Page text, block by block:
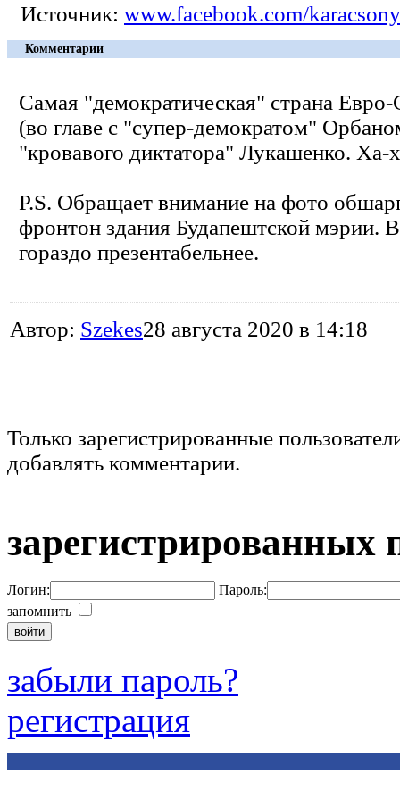
Источник: www.facebook.com/
Комментарии
Самая "демократическая" страна
(во главе с "супер-демократом"
"кровавого диктатора" Лукашенко. Ха-
P.S. Обращает внимание на фото
фронтон здания Будапештской мэрии.
гораздо презентабельнее.
Автор: Szekes28 августа 2020 в 14:18
Только зарегистрированные
добавлять комментарии.
зарегистрированных
Логин:
Пароль:
запомнить
забыли пароль?
регистрация